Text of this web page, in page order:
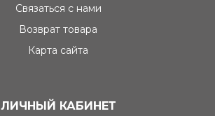
Связаться с нами
Возврат товара
Карта сайта
ЛИЧНЫЙ КАБИНЕТ